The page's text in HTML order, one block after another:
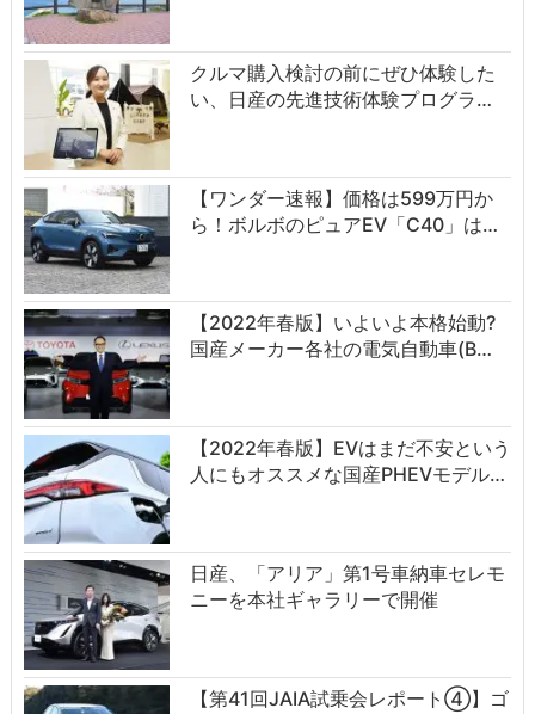
クルマ購入検討の前にぜひ体験した
い、日産の先進技術体験プログラ…
【ワンダー速報】価格は599万円か
ら！ボルボのピュアEV「C40」は…
【2022年春版】いよいよ本格始動?
国産メーカー各社の電気自動車(B…
【2022年春版】EVはまだ不安という
人にもオススメな国産PHEVモデル…
日産、「アリア」第1号車納車セレモ
ニーを本社ギャラリーで開催
【第41回JAIA試乗会レポート④】ゴ